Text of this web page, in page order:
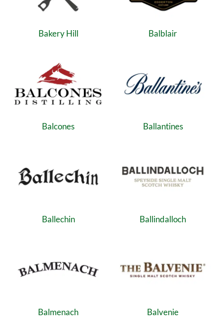
Bakery Hill Balblair
Balcones Ballantines
Ballechin Ballindalloch
Balmenach Balvenie